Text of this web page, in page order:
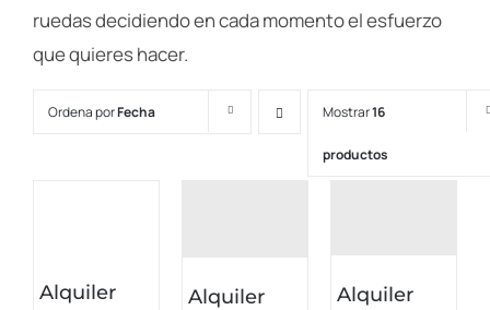
ruedas decidiendo en cada momento el esfuerzo
que quieres hacer.
Ordena porFecha Mostrar16
productos
Alquiler
Alquiler
Alquiler